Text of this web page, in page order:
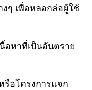
งๆ เพื่อหลอกล่อผู้ใช้
อหาที่เป็นอันตราย
รือโครงการแจก